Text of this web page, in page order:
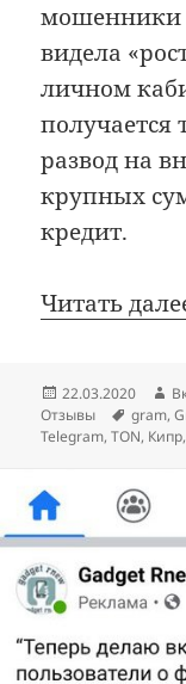
мошенники
видела
личном
получается
развод на
крупных
кредит.
Читать
Опубликовано
22.03.2020
Отзывы
Метки
gram,
Telegram,TON, Кипр,